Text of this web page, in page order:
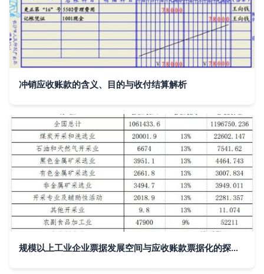
冲销应收账款的含义、目的与收付结算解析
规模以上工业企业票据发展空间与应收账款票据化的探索 收付结算的转型之路